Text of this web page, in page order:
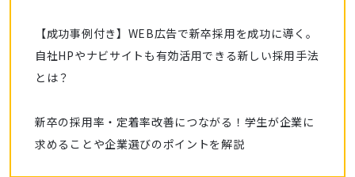
【成功事例付き】WEB広告で新卒採用を成功に導く。
自社HPやナビサイトも有効活用できる新しい採用手法
とは？
新卒の採用率・定着率改善につながる！学生が企業に
求めることや企業選びのポイントを解説